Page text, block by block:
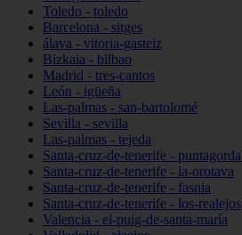
Toledo - toledo
Barcelona - sitges
álava - vitoria-gasteiz
Bizkaia - bilbao
Madrid - tres-cantos
León - igüeña
Las-palmas - san-bartolomé
Sevilla - sevilla
Las-palmas - tejeda
Santa-cruz-de-tenerife - puntagorda
Santa-cruz-de-tenerife - la-orotava
Santa-cruz-de-tenerife - fasnia
Santa-cruz-de-tenerife - los-realejos
Valencia - el-puig-de-santa-maría